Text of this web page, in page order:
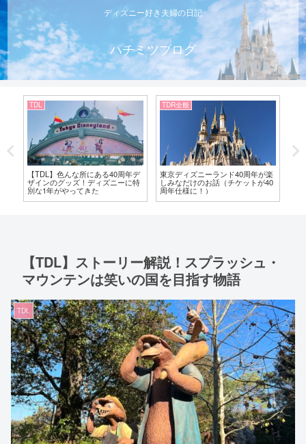
ディズニー好き夫婦の日記
ハチミツブログ
TDL
【TDL】色んな所にある40周年デ
ザインのグッズ！ディズニーに特
別な1年がやってきた
TDR全般
東京ディズニーランド40周年が楽
しみなだけのお話（チケットが40
周年仕様に！）
【TDL】ストーリー解説！スプラッシュ・
マウンテンは笑いの国を目指す物語
TDL